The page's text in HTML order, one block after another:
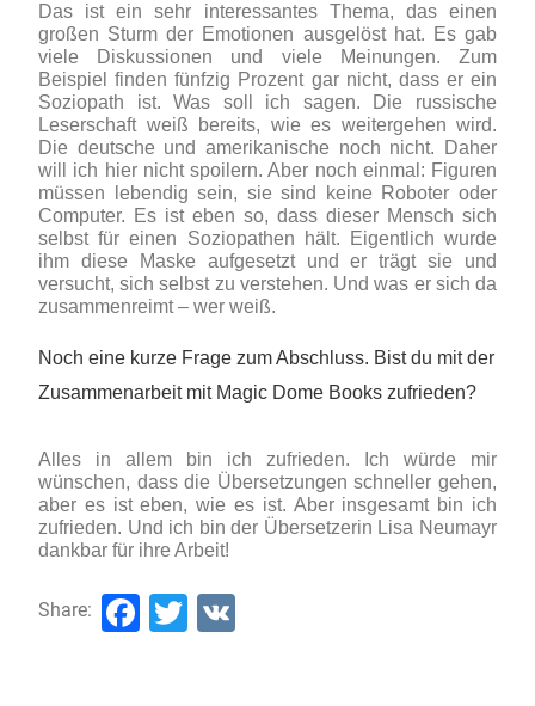
Das ist ein sehr interessantes Thema, das einen
großen Sturm der Emotionen ausgelöst hat. Es gab
viele Diskussionen und viele Meinungen. Zum
Beispiel finden fünfzig Prozent gar nicht, dass er ein
Soziopath ist. Was soll ich sagen. Die russische
Leserschaft weiß bereits, wie es weitergehen wird.
Die deutsche und amerikanische noch nicht. Daher
will ich hier nicht spoilern. Aber noch einmal: Figuren
müssen lebendig sein, sie sind keine Roboter oder
Computer. Es ist eben so, dass dieser Mensch sich
selbst für einen Soziopathen hält. Eigentlich wurde
ihm diese Maske aufgesetzt und er trägt sie und
versucht, sich selbst zu verstehen. Und was er sich da
zusammenreimt – wer weiß.
Noch eine kurze Frage zum Abschluss. Bist du mit der
Zusammenarbeit mit Magic Dome Books zufrieden?
Alles in allem bin ich zufrieden. Ich würde mir
wünschen, dass die Übersetzungen schneller gehen,
aber es ist eben, wie es ist. Aber insgesamt bin ich
zufrieden. Und ich bin der Übersetzerin Lisa Neumayr
dankbar für ihre Arbeit!
Share: Facebook
Twitter